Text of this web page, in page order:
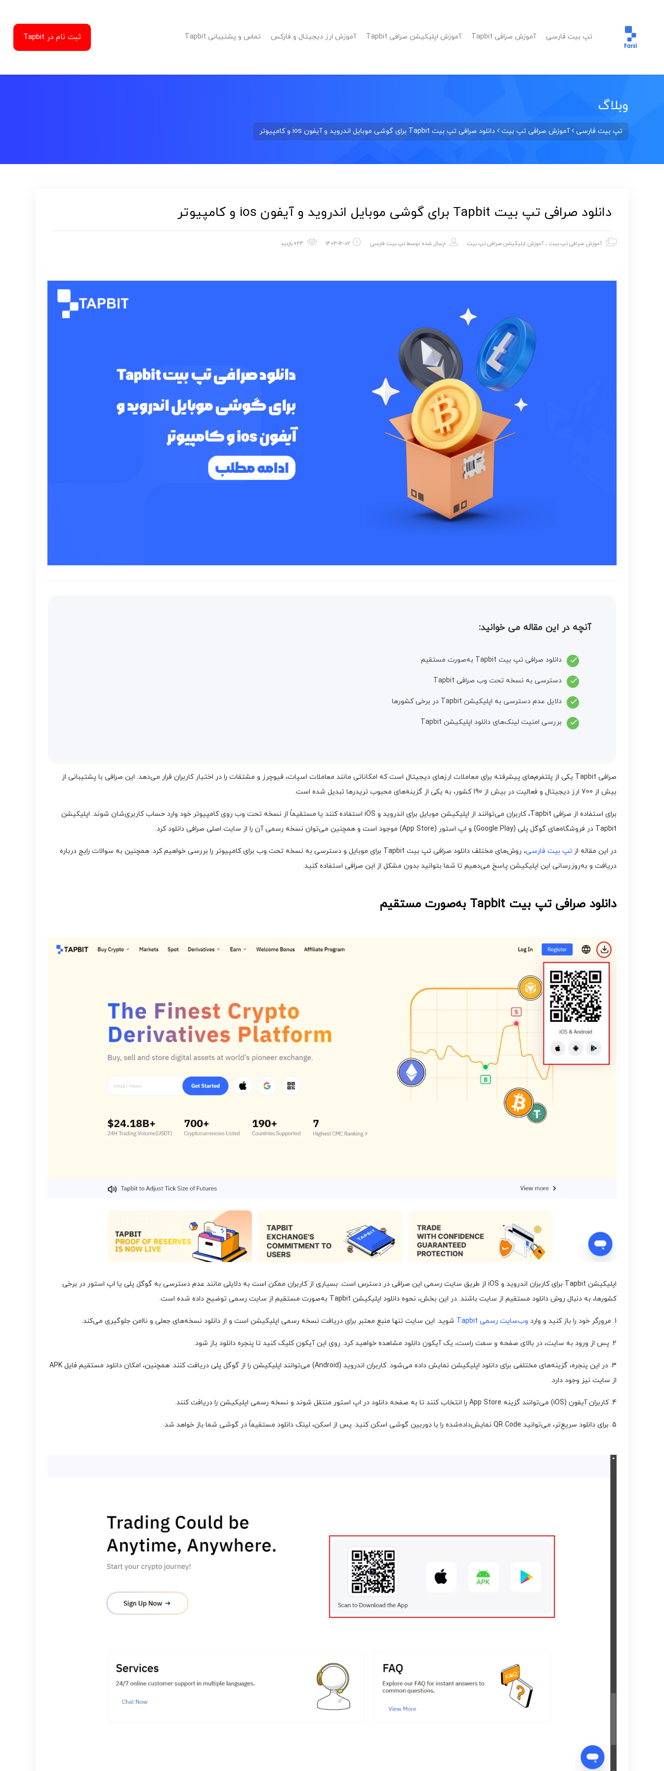
تپ بیت فارسی آموزش صرافی Tapbit آموزش اپلیکیشن صرافی Tapbit آموزش ارز دیجیتال و فارکس تماس و پشتیبانی Tapbit ثبت نام در Tapbit
وبلاگ
تپ بیت فارسی آموزش صرافی تپ بیت دانلود صرافی تپ بیت Tapbit برای گوشی موبایل اندروید و آیفون ios و کامپیوتر
دانلود صرافی تپ بیت Tapbit برای گوشی موبایل اندروید و آیفون ios و کامپیوتر
آموزش صرافی تپ بیت ، آموزش اپلیکیشن صرافی تپ بیت ارسال شده توسطتپ بیت فارسی 1403-12-02
آنچه در این مقاله می خوانید:
دانلود صرافی تپ بیت Tapbit به‌صورت مستقیم
دسترسی به نسخه تحت وب صرافی Tapbit
دلایل عدم دسترسی به اپلیکیشن Tapbit در برخی کشورها
بررسی امنیت لینک‌های دانلود اپلیکیشن Tapbit
صرافی Tapbit یکی از پلتفرم‌های پیشرفته برای معاملات ارزهای دیجیتال است که امکاناتی مانند معاملات اسپات، فیوچرز و مشتقات را در اختیار کاربران قرار می‌دهد. این صرافی با پشتیبانی از
بیش از 700 ارز دیجیتال و فعالیت در بیش از 190 کشور، به یکی از گزینه‌های محبوب تریدرها تبدیل شده است.
برای استفاده از صرافی Tapbit، کاربران می‌توانند از اپلیکیشن موبایل برای اندروید و iOS استفاده کنند یا مستقیماً از نسخه تحت وب روی کامپیوتر خود وارد حساب کاربری‌شان شوند. اپلیکیشن
Tapbit در فروشگاه‌های گوگل پلی (Google Play) و اپ استور (App Store) موجود است و همچنین می‌توان نسخه رسمی آن را از سایت اصلی صرافی دانلود کرد.
در این مقاله از تپ بیت فارسی
، روش‌های مختلف دانلود صرافی تپ بیت Tapbit برای موبایل و دسترسی به نسخه تحت وب برای کامپیوتر را بررسی خواهیم کرد. همچنین به سوالات رایج درباره
دریافت و به‌روزرسانی این اپلیکیشن پاسخ می‌دهیم تا شما بتوانید بدون مشکل از این صرافی استفاده کنید.
دانلود صرافی تپ بیت Tapbit به‌صورت مستقیم
اپلیکیشن Tapbit برای کاربران اندروید و iOS از طریق سایت رسمی این صرافی در دسترس است. بسیاری از کاربران ممکن است به دلایلی مانند عدم دسترسی به گوگل پلی یا اپ استور در برخی
کشورها، به دنبال روش دانلود مستقیم از سایت باشند. در این بخش، نحوه دانلود اپلیکیشن Tapbit به‌صورت مستقیم از سایت رسمی توضیح داده شده است.
1. مرورگر خود را باز کنید و وارد وب‌سایت رسمی Tapbit شوید. این سایت تنها منبع معتبر برای دریافت نسخه رسمی اپلیکیشن است و از دانلود نسخه‌های جعلی و ناامن جلوگیری می‌کند.
2. پس از ورود به سایت، در بالای صفحه و سمت راست، یک آیکون دانلود مشاهده خواهید کرد. روی این آیکون کلیک کنید تا پنجره دانلود باز شود.
3. در این پنجره، گزینه‌های مختلفی برای دانلود اپلیکیشن نمایش داده می‌شود. کاربران اندروید (Android) می‌توانند اپلیکیشن را از گوگل پلی دریافت کنند. همچنین، امکان دانلود مستقیم فایل APK
از سایت نیز وجود دارد.
4. کاربران آیفون (iOS) می‌توانند گزینه App Store را انتخاب کنند تا به صفحه دانلود در اپ استور منتقل شوند و نسخه رسمی اپلیکیشن را دریافت کنند.
5. برای دانلود سریع‌تر، می‌توانید QR Code نمایش‌داده‌شده را با دوربین گوشی اسکن کنید. پس از اسکن، لینک دانلود مستقیماً در گوشی شما باز خواهد شد.